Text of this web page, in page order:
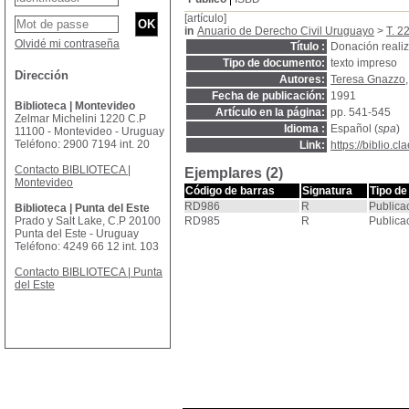
[artículo]
in Anuario de Derecho Civil Uruguayo > T.
Título :
Donación
Tipo de documento: texto impreso
Autores: Teresa Gnazzo
Fecha de publicación: 1991
Artículo en la página: pp. 541-545
Idioma :
Español (spa)
Link:
https://
Ejemplares (2)
Código de barras Signatura
Tipo
RD986
R
RD985
R
Olvidé mi contraseña
Dirección
Biblioteca | Montevideo
Zelmar Michelini 1220 C.P
11100 - Montevideo - Uruguay
Teléfono: 2900 7194 int. 20
Contacto BIBLIOTECA |
Montevideo
Biblioteca | Punta del Este
Prado y Salt Lake, C.P 20100
Punta del Este - Uruguay
Teléfono: 4249 66 12 int. 103
Contacto BIBLIOTECA | Punta
del Este